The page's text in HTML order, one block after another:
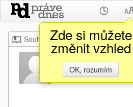
Zde si můžete
změnit vzhled
OK, rozumím
Souhrn Moje Z domova
Henry Ash